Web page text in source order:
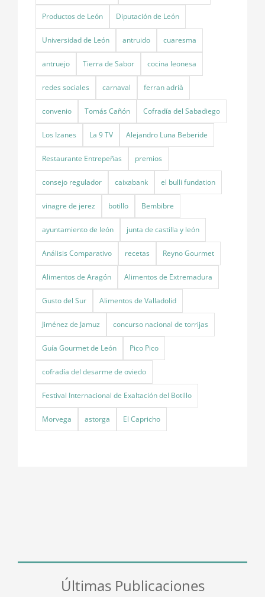
Productos de León Diputación de León
Universidad de León antruido cuaresma
antruejo Tierra de Sabor cocina leonesa
redes sociales carnaval ferran adrià
convenio Tomás Cañón Cofradía del Sabadiego
Los Izanes La 9 TV Alejandro Luna Beberide
Restaurante Entrepeñas premios
consejo regulador caixabank el bulli fundation
vinagre de jerez botillo Bembibre
ayuntamiento de león junta de castilla y león
Análisis Comparativo recetas Reyno Gourmet
Alimentos de Aragón Alimentos de Extremadura
Gusto del Sur Alimentos de Valladolid
Jiménez de Jamuz concurso nacional de torrijas
Guía Gourmet de León Pico Pico
cofradía del desarme de oviedo
Festival Internacional de Exaltación del Botillo
Morvega astorga El Capricho
Últimas Publicaciones